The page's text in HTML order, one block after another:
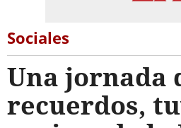
Sociales
Una jornada
recuerdos,